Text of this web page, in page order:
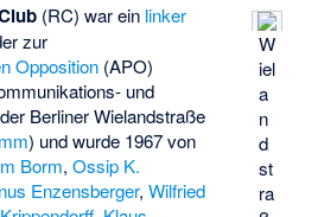
W
iel
a
n
d
st
ra
(RC) war ein linker
zur
Opposition (APO)
und
Berliner Wielandstraße
) und wurde 1967 von
Borm,Ossip K.
Enzensberger,Wilfried